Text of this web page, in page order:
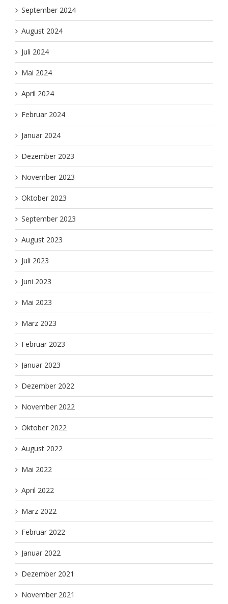
September 2024
August 2024
Juli 2024
Mai 2024
April 2024
Februar 2024
Januar 2024
Dezember 2023
November 2023
Oktober 2023
September 2023
August 2023
Juli 2023
Juni 2023
Mai 2023
März 2023
Februar 2023
Januar 2023
Dezember 2022
November 2022
Oktober 2022
August 2022
Mai 2022
April 2022
März 2022
Februar 2022
Januar 2022
Dezember 2021
November 2021